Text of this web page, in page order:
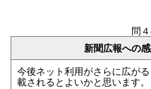
問
新聞広報への
今後ネット利用がさらに広が
載されるとよいかと思います。